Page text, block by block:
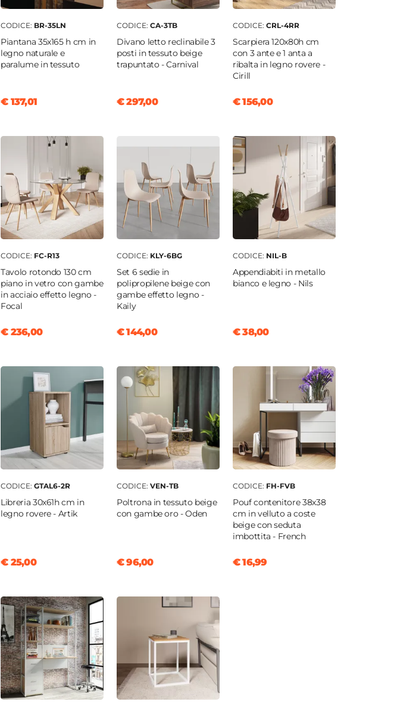
CODICE: BR-35LN
Piantana 35x165 h cm in
legno naturale e
paralume in tessuto
€ 137,01
CODICE: CA-3TB
Divano letto reclinabile 3
posti in tessuto beige
trapuntato - Carnival
€ 297,00
CODICE: CRL-4RR
Scarpiera 120x80h cm
con 3 ante e 1 anta a
ribalta in legno rovere -
Cirill
€ 156,00
CODICE: FC-R13
Tavolo rotondo 130 cm
piano in vetro con gambe
in acciaio effetto legno -
Focal
€ 236,00
CODICE: KLY-6BG
Set 6 sedie in
polipropilene beige con
gambe effetto legno -
Kaily
€ 144,00
CODICE: NIL-B
Appendiabiti in metallo
bianco e legno - Nils
€ 38,00
CODICE: GTAL6-2R
Libreria 30x61h cm in
legno rovere - Artik
€ 25,00
CODICE: VEN-TB
Poltrona in tessuto beige
con gambe oro - Oden
€ 96,00
CODICE: FH-FVB
Pouf contenitore 38x38
cm in velluto a coste
beige con seduta
imbottita - French
€ 16,99